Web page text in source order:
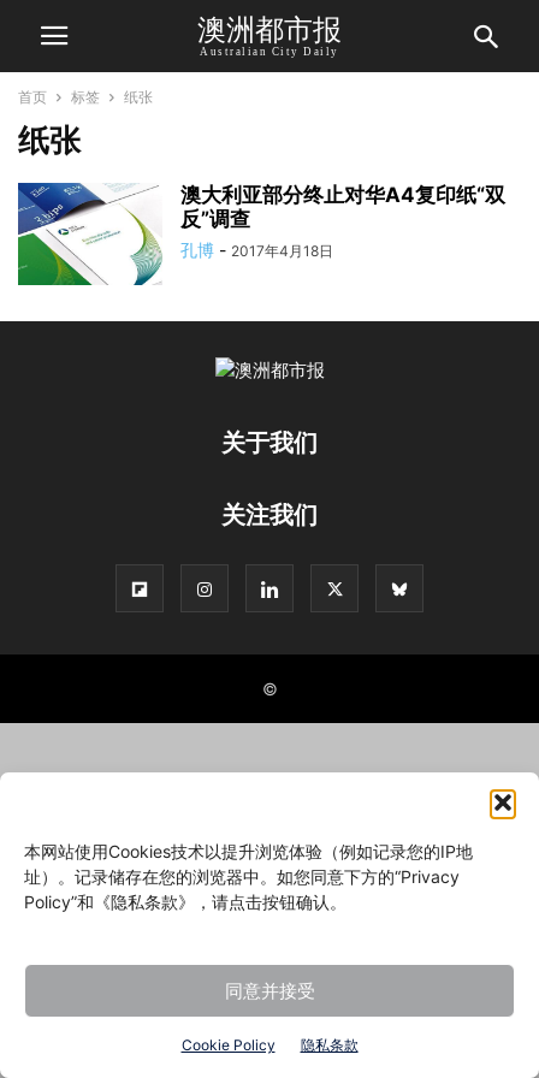
本网站使用Cookies技术以提升浏览体验（例如记录您的IP地
址）。记录储存在您的浏览器中。如您同意下方的“Privacy
Policy”和《隐私条款》，请点击按钮确认。
同意并接受
Cookie Policy 隐私条款
澳洲都市报
Australian City Daily
首页 标签 纸张
纸张
澳大利亚部分终止对华A4复印纸“双
反”调查
孔博 - 2017年4月18日
关于我们
关注我们
©